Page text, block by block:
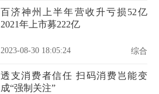
百济神州上半年营收升亏损52亿
2021年上市募222亿
2023-08-30 18:05:24 综合
透支消费者信任 扫码消费岂能变
成“强制关注”